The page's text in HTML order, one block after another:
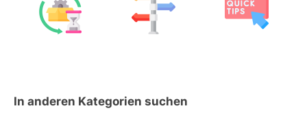
In anderen Kategorien suchen